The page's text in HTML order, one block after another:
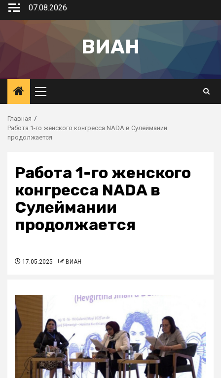
07.08.2026
ВИАН
Главная
Работа 1-го женского конгресса NADA в Сулеймании
продолжается
Работа 1-го женского
конгресса NADA в
Сулеймании
продолжается
17.05.2025 ВИАН